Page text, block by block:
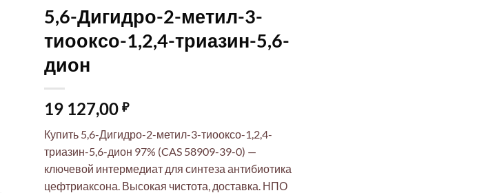
5,6-Дигидро-2-метил-3-
тиооксо-1,2,4-триазин-5,6-
дион
19 127,00 ₽
Купить 5,6-Дигидро-2-метил-3-тиооксо-1,2,4-
триазин-5,6-дион 97% (CAS 58909-39-0) —
ключевой интермедиат для синтеза антибиотика
цефтриаксона. Высокая чистота, доставка. НПО